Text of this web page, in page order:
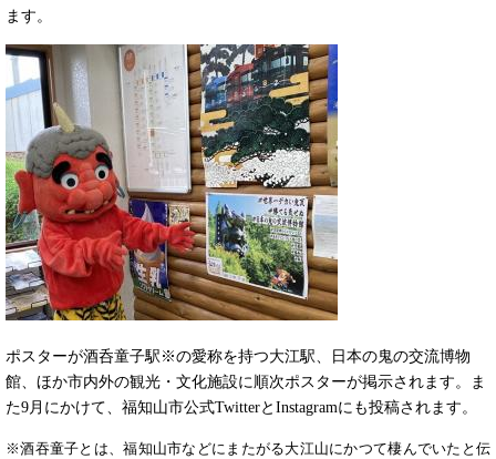
ます。
ポスターが酒呑童子駅※の愛称を持つ大江駅、日本の鬼の交流博物
館、ほか市内外の観光・文化施設に順次ポスターが掲示されます。ま
た9月にかけて、福知山市公式TwitterとInstagramにも投稿されます。
※酒吞童子とは、福知山市などにまたがる大江山にかつて棲んでいたと伝